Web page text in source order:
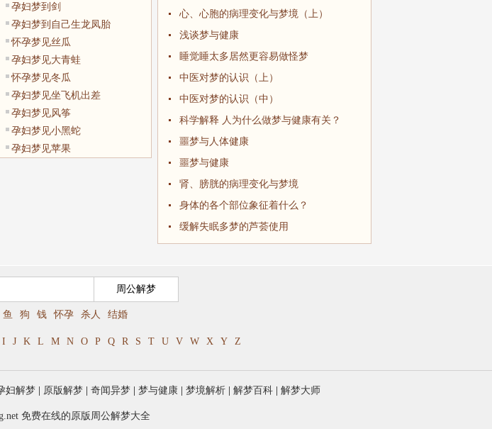
孕妇梦到剑
孕妇梦到自己生龙凤胎
怀孕梦见丝瓜
孕妇梦见大青蛙
怀孕梦见冬瓜
孕妇梦见坐飞机出差
孕妇梦见风筝
孕妇梦见小黑蛇
孕妇梦见苹果
心、心胞的病理变化与梦境（上）
浅谈梦与健康
睡觉睡太多居然更容易做怪梦
中医对梦的认识（上）
中医对梦的认识（中）
科学解释 人为什么做梦与健康有关？
噩梦与人体健康
噩梦与健康
肾、膀胱的病理变化与梦境
身体的各个部位象征着什么？
缓解失眠多梦的芦荟使用
鱼 狗 钱 怀孕 杀人 结婚
I J K L M N O P Q R S T U V W X Y Z
妇解梦 原版解梦 奇闻异梦 梦与健康 梦境解析 解梦百科 解梦大师
免费在线的原版周公解梦大全